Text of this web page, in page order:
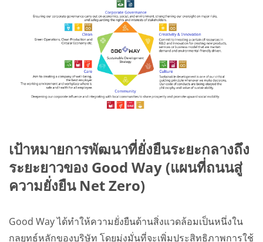
เป้าหมายการพัฒนาที่ยั่งยืนระยะกลางถึง
ระยะยาวของ Good Way (แผนที่ถนนสู่
ความยั่งยืน Net Zero)
Good Way ได้ทำให้ความยั่งยืนด้านสิ่งแวดล้อมเป็นหนึ่งใน
กลยุทธ์หลักของบริษัท โดยมุ่งมั่นที่จะเพิ่มประสิทธิภาพการใช้